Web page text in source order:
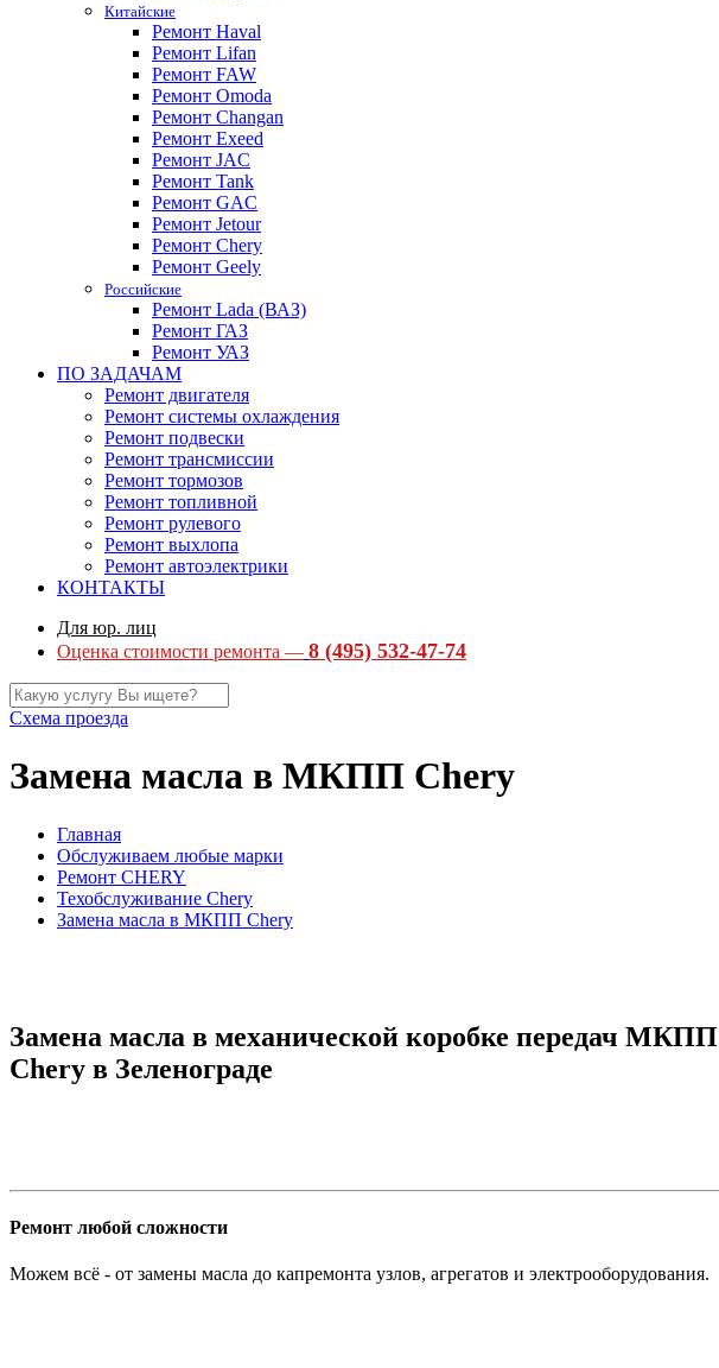
Китайские
Ремонт Haval
Ремонт Lifan
Ремонт FAW
Ремонт Omoda
Ремонт Changan
Ремонт Exeed
Ремонт JAC
Ремонт Tank
Ремонт GAC
Ремонт Jetour
Ремонт Chery
Ремонт Geely
Российские
Ремонт Lada (ВАЗ)
Ремонт ГАЗ
Ремонт УАЗ
ПО ЗАДАЧАМ
Ремонт двигателя
Ремонт системы охлаждения
Ремонт подвески
Ремонт трансмиссии
Ремонт тормозов
Ремонт топливной
Ремонт рулевого
Ремонт выхлопа
Ремонт автоэлектрики
КОНТАКТЫ
Для юр. лиц
Оценка стоимости ремонта — 8 (495) 532-47-74
Схема проезда
Замена масла в МКПП Chery
Главная
Обслуживаем любые марки
Ремонт CHERY
Техобслуживание Chery
Замена масла в МКПП Chery
Замена масла в механической коробке передач МКПП
Chery в Зеленограде
Ремонт любой сложности
Можем всё - от замены масла до капремонта узлов, агрегатов и электрооборудования.